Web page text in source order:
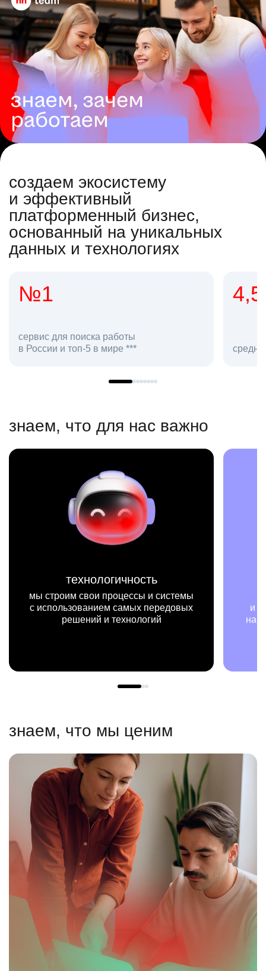
создаем экосистему
и эффективный
платформенный бизнес,
основанный на уникальных
данных и технологиях
4,5
средняя оценка hh.ru как работодателя **
в
знаем, что для нас важно
миссия
мы на конкретных цифрах
и примерах видим, как результаты
нашей работы меняют жизни людей
знаем, что мы ценим